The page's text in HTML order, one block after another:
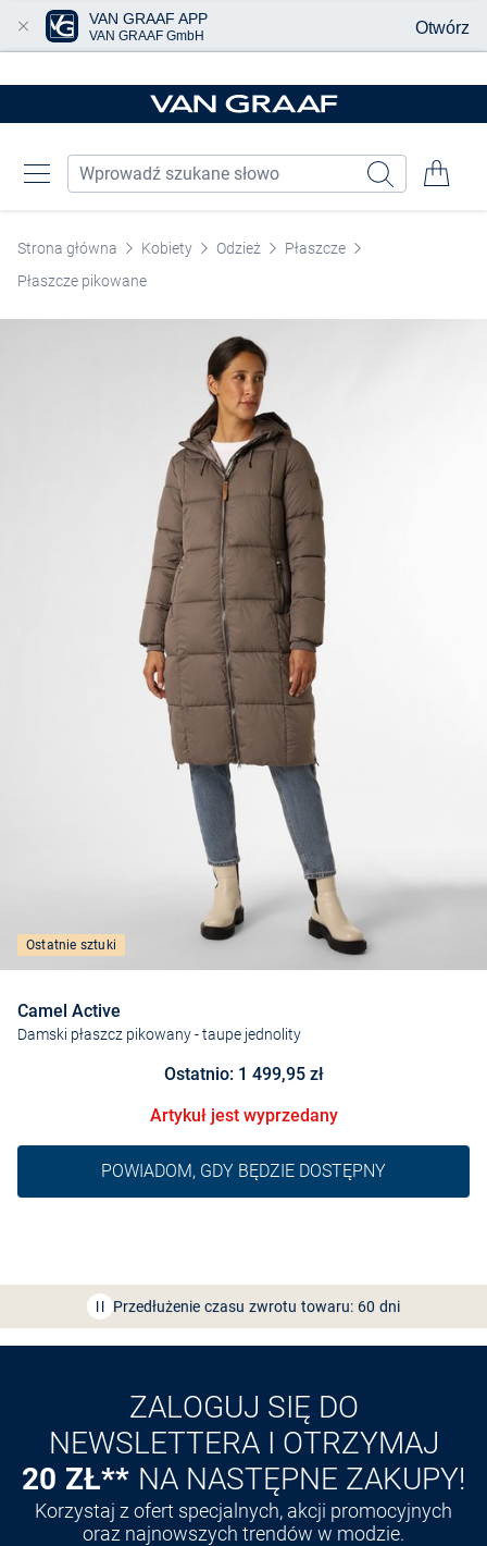
Strona główna Kobiety Odzież
Płaszcze
Płaszcze pikowane
Ostatnie sztuki
Camel Active
Damski płaszcz pikowany- taupe jednolity
Ostatnio: 1 499,95 zł
Artykuł jest wyprzedany
POWIADOM, GDY BĘDZIE DOSTĘPNY
Przedłużenie czasu zwrotu towaru: 60 dni
Odkryj aplikację VANGRAAF
ZALOGUJ SIĘ DO
NEWSLETTERA I OTRZYMAJ
20 ZŁ** NA NASTĘPNE ZAKUPY!
Korzystaj z ofert specjalnych, akcji promocyjnych
oraz najnowszych trendów w modzie.
VAN GRAAF APP
VAN GRAAF GmbH Otwórz